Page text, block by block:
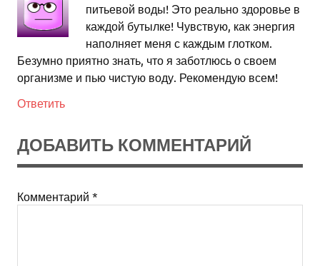
питьевой воды! Это реально здоровье в
каждой бутылке! Чувствую, как энергия
наполняет меня с каждым глотком.
Безумно приятно знать, что я заботлюсь о своем
организме и пью чистую воду. Рекомендую всем!
Ответить
ДОБАВИТЬ КОММЕНТАРИЙ
Комментарий *